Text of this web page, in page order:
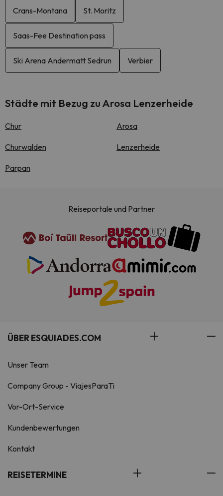
Crans-Montana St. Moritz
Saas-Fee Destination pass
Ski Arena Andermatt Sedrun Verbier
Städte mit Bezug zu Arosa Lenzerheide
Chur Arosa
Churwalden Lenzerheide
Parpan
Reiseportale und Partner
ÜBER ESQUIADES.COM
Unser Team
Company Group - ViajesParaTi
Vor-Ort-Service
Kundenbewertungen
Kontakt
REISETERMINE